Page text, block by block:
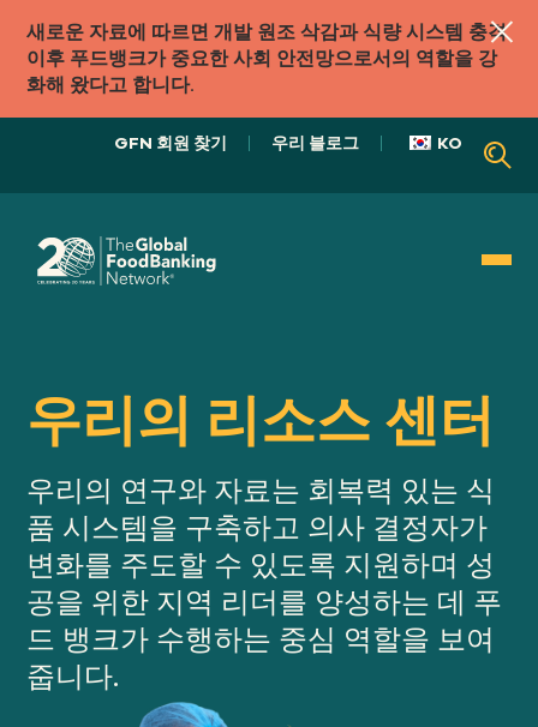
새로운 자료에 따르면 개발 원조 삭감과 식량 시스템 충격
이후 푸드뱅크가 중요한 사회 안전망으로서의 역할을 강
화해 왔다고 합니다.
GFN 회원 찾기 우리 블로그 KO
우리의
접근하다
우리의
영향
에 대한
우리의 리소스 센터
우리의 연구와 자료는 회복력 있는 식
품 시스템을 구축하고 의사 결정자가
변화를 주도할 수 있도록 지원하며 성
공을 위한 지역 리더를 양성하는 데 푸
드 뱅크가 수행하는 중심 역할을 보여
줍니다.